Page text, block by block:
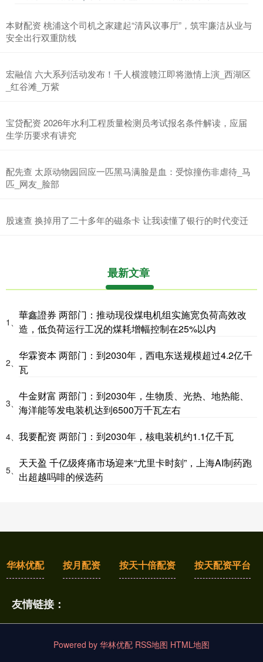
本财配资 桃浦这个司机之家建起“清风议事厅”，筑牢廉洁从业与
安全出行双重防线
宏融信 六大系列活动发布！千人横渡赣江即将激情上演_西湖区
_红谷滩_万紫
宝贷配资 2026年水利工程质量检测员考试报名条件解读，应届
生学历要求有讲究
配先查 太原动物园回应一匹黑马满脸是血：受惊撞伤非虐待_马
匹_网友_脸部
股速查 换掉用了二十多年的磁条卡 让我读懂了银行的时代变迁
最新文章
1、
華鑫證券 两部门：推动现役煤电机组实施宽负荷高效改
造，低负荷运行工况的煤耗增幅控制在25%以内
2、
华霖资本 两部门：到2030年，西电东送规模超过4.2亿千
瓦
3、
牛金财富 两部门：到2030年，生物质、光热、地热能、
海洋能等发电装机达到6500万千瓦左右
4、 我要配资 两部门：到2030年，核电装机约1.1亿千瓦
5、
天天盈 千亿级疼痛市场迎来“尤里卡时刻”，上海AI制药跑
出超越吗啡的候选药
华林优配 按月配资 按天十倍配资 按天配资平台
友情链接：
Powered by 华林优配 RSS地图 HTML地图